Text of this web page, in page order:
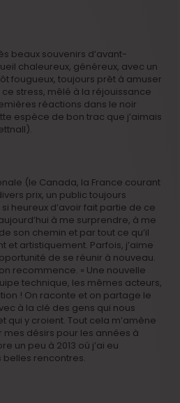
beaux souvenirs d’avant-
chaleureux, généreux, avec un
fougueux, toujours prêt à amuser
stress, mêlé à la réjouissance
réactions dans le noir
espèce de bon trac que j’aimais
(le Canada, la France courant
prix, un public toujours
heureux d’avoir fait partie de ce
à me surprendre, à me
son chemin et par tout ce qu’il
et artistiquement. Parfois, j’aime
de se réunir à nouveau.
recommence. » Une nouvelle
technique, les mêmes acteurs,
! On raconte et on partage le
à la clé des gens qui nous
qui y croient. Tout cela m’amène
désirs pour les années à
un peu à 2013 où j’ai eu
belles rencontres.